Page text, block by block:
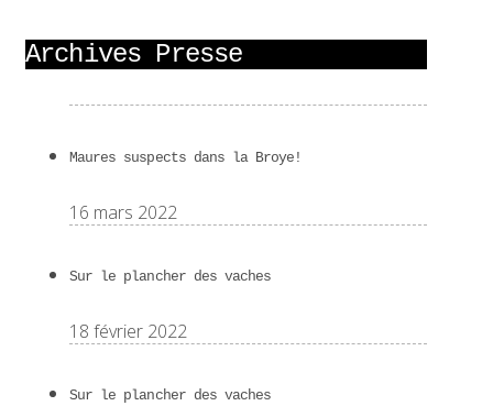
Archives Presse
Maures suspects dans la Broye!
16 mars 2022
Sur le plancher des vaches
18 février 2022
Sur le plancher des vaches